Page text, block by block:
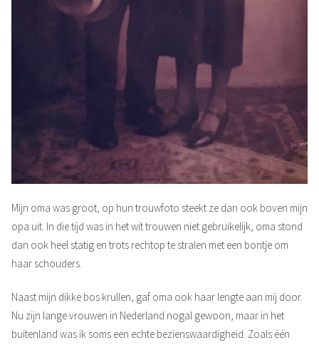
Mijn oma was groot, op hun trouwfoto steekt ze dan ook boven mijn
opa uit. In die tijd was in het wit trouwen niet gebruikelijk, oma stond
dan ook heel statig en trots rechtop te stralen met een bontje om
haar schouders.
Naast mijn dikke bos krullen, gaf oma ook haar lengte aan mij door.
Nu zijn lange vrouwen in Nederland nogal gewoon, maar in het
buitenland was ik soms een echte bezienswaardigheid. Zoals één